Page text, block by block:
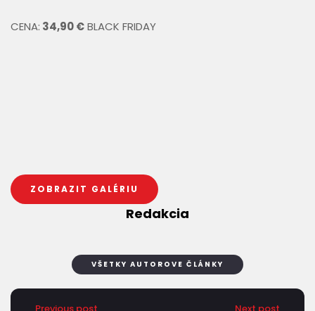
CENA: 34,90 €BLACK FRIDAY
ZOBRAZIT GALÉRIU
Redakcia
VŠETKY AUTOROVE ČLÁNKY